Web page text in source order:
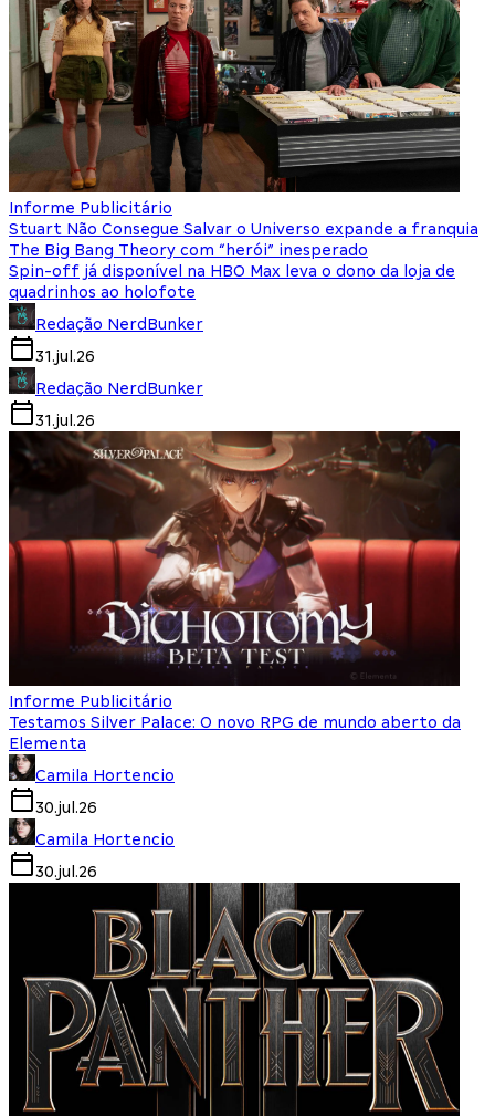
Informe Publicitário
Stuart Não Consegue Salvar o Universo expande a franquia
The Big Bang Theory com “herói” inesperado
Spin-off já disponível na HBO Max leva o dono da loja de
quadrinhos ao holofote
Redação NerdBunker
31.jul.26
Redação NerdBunker
31.jul.26
Informe Publicitário
Testamos Silver Palace: O novo RPG de mundo aberto da
Elementa
Camila Hortencio
30.jul.26
Camila Hortencio
30.jul.26